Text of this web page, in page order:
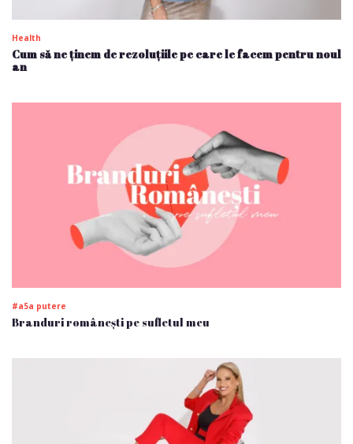
Health
Cum să ne ținem de rezoluțiile pe care le facem pentru noul
an
#a5a putere
Branduri românești pe sufletul meu